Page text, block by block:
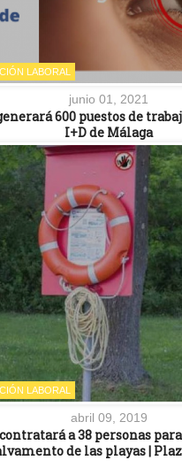
LABORAL
junio 01, 2021
600 puestos de
I+D de Málaga
LABORAL
abril 09, 2019
a 38 personas
de las playas |